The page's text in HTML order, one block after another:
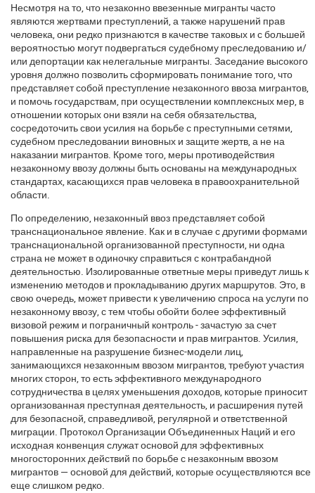
Несмотря на то, что незаконно ввезенные мигранты часто
являются жертвами преступлений, а также нарушений прав
человека, они редко признаются в качестве таковых и с большей
вероятностью могут подвергаться судебному преследованию и/
или депортации как нелегальные мигранты. Заседание высокого
уровня должно позволить сформировать понимание того, что
представляет собой преступление незаконного ввоза мигрантов,
и помочь государствам, при осуществлении комплексных мер, в
отношении которых они взяли на себя обязательства,
сосредоточить свои усилия на борьбе с преступными сетями,
судебном преследовании виновных и защите жертв, а не на
наказании мигрантов. Кроме того, меры противодействия
незаконному ввозу должны быть основаны на международных
стандартах, касающихся прав человека в правоохранительной
области.
По определению, незаконный ввоз представляет собой
транснациональное явление. Как и в случае с другими формами
транснациональной организованной преступности, ни одна
страна не может в одиночку справиться с контрабандной
деятельностью. Изолированные ответные меры приведут лишь к
изменению методов и прокладыванию других маршрутов. Это, в
свою очередь, может привести к увеличению спроса на услуги по
незаконному ввозу, с тем чтобы обойти более эффективный
визовой режим и пограничный контроль - зачастую за счет
повышения риска для безопасности и прав мигрантов. Усилия,
направленные на разрушение бизнес-модели лиц,
занимающихся незаконным ввозом мигрантов, требуют участия
многих сторон, то есть эффективного международного
сотрудничества в целях уменьшения доходов, которые приносит
организованная преступная деятельность, и расширения путей
для безопасной, справедливой, регулярной и ответственной
миграции. Протокол Организации Объединенных Наций и его
исходная конвенция служат основой для эффективных
многосторонних действий по борьбе с незаконным ввозом
мигрантов — основой для действий, которые осуществляются все
еще слишком редко.